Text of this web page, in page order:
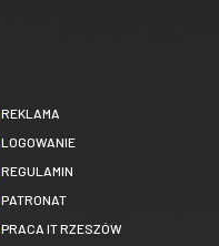
REKLAMA
LOGOWANIE
REGULAMIN
PATRONAT
PRACA IT RZESZÓW